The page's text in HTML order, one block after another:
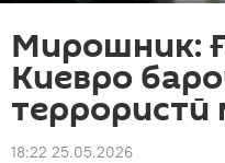
Мирошник:
Киевро
18:22 25.05.2026